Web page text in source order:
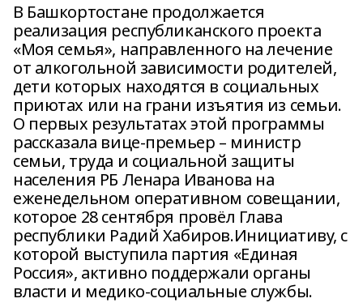
В Башкортостане продолжается
реализация республиканского проекта
«Моя семья», направленного на лечение
от алкогольной зависимости родителей,
дети которых находятся в социальных
приютах или на грани изъятия из семьи.
О первых результатах этой программы
рассказала вице-премьер – министр
семьи, труда и социальной защиты
населения РБ Ленара Иванова на
еженедельном оперативном совещании,
которое 28 сентября провёл Глава
республики Радий Хабиров.Инициативу, с
которой выступила партия «Единая
Россия», активно поддержали органы
власти и медико-социальные службы.